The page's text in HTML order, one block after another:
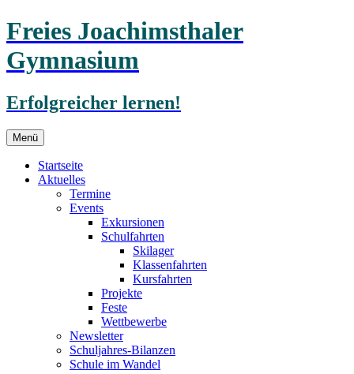
Freies Joachimsthaler
Gymnasium
Erfolgreicher lernen!
Menü Zum
Inhalt
springen
Startseite
Aktuelles
Termine
Events
Exkursionen
Schulfahrten
Skilager
Klassenfahrten
Kursfahrten
Projekte
Feste
Wettbewerbe
Newsletter
Schuljahres-Bilanzen
Schule im Wandel